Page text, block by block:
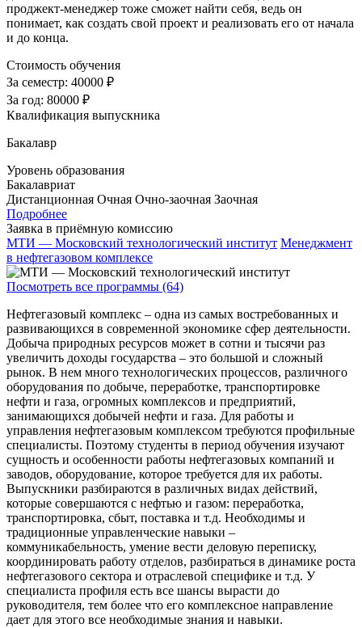
проджект-менеджер тоже сможет найти себя, ведь он
понимает, как создать свой проект и реализовать его от начала
и до конца.
Стоимость обучения
За семестр: 40000 ₽
За год: 80000 ₽
Квалификация выпускника
Бакалавр
Уровень образования
Бакалавриат
Дистанционная Очная Очно-заочная Заочная
Подробнее
Заявка в приёмную комиссию
МТИ — Московский технологический институт Менеджмент
в нефтегазовом комплексе
Посмотреть все программы (64)
Нефтегазовый комплекс – одна из самых востребованных и
развивающихся в современной экономике сфер деятельности.
Добыча природных ресурсов может в сотни и тысячи раз
увеличить доходы государства – это большой и сложный
рынок. В нем много технологических процессов, различного
оборудования по добыче, переработке, транспортировке
нефти и газа, огромных комплексов и предприятий,
занимающихся добычей нефти и газа. Для работы и
управления нефтегазовым комплексом требуются профильные
специалисты. Поэтому студенты в период обучения изучают
сущность и особенности работы нефтегазовых компаний и
заводов, оборудование, которое требуется для их работы.
Выпускники разбираются в различных видах действий,
которые совершаются с нефтью и газом: переработка,
транспортировка, сбыт, поставка и т.д. Необходимы и
традиционные управленческие навыки –
коммуникабельность, умение вести деловую переписку,
координировать работу отделов, разбираться в динамике роста
нефтегазового сектора и отраслевой специфике и т.д. У
специалиста профиля есть все шансы вырасти до
руководителя, тем более что его комплексное направление
дает для этого все необходимые знания и навыки.